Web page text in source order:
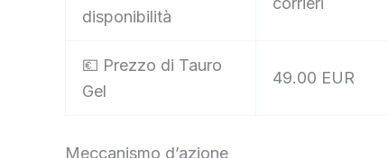
disponibilità
💶 Prezzo di Tauro
Gel
49.00 EUR
Meccanismo d’azione